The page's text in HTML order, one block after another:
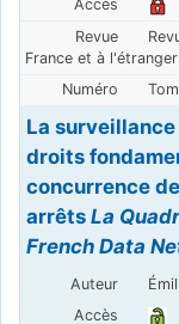
France et à l'étranger
La
droits
concurrence
arrêtsLa
French Data